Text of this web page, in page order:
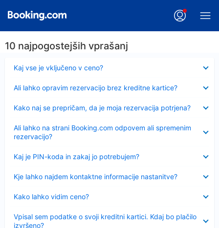
10 najpogostejših vprašanj
Kaj vse je vključeno v ceno?
Ali lahko opravim rezervacijo brez kreditne kartice?
Kako naj se prepričam, da je moja rezervacija potrjena?
Ali lahko na strani Booking.com odpovem ali spremenim
rezervacijo?
Kaj je PIN-koda in zakaj jo potrebujem?
Kje lahko najdem kontaktne informacije nastanitve?
Kako lahko vidim ceno?
Vpisal sem podatke o svoji kreditni kartici. Kdaj bo plačilo
izvršeno?